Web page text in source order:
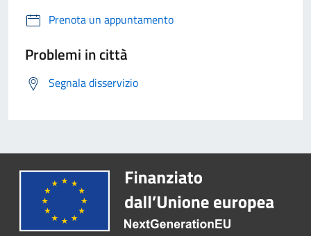
Prenota un appuntamento
Problemi in città
Segnala disservizio